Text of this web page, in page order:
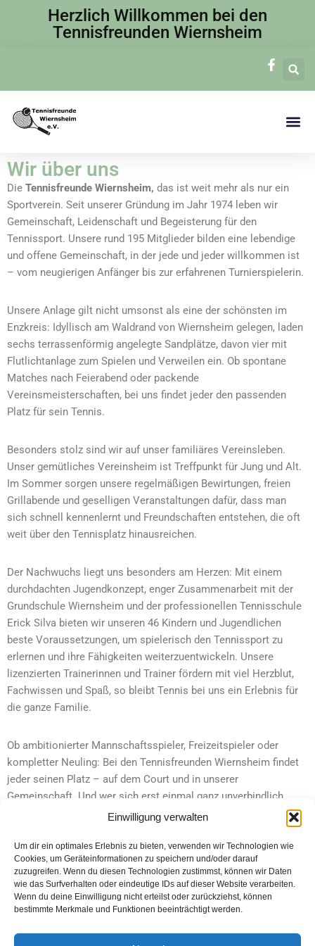
Einwilligung verwalten
Um dir ein optimales Erlebnis zu bieten, verwenden wir Technologien wie
Cookies, um Geräteinformationen zu speichern und/oder darauf
zuzugreifen. Wenn du diesen Technologien zustimmst, können wir Daten
wie das Surfverhalten oder eindeutige IDs auf dieser Website verarbeiten.
Wenn du deine Einwilligung nicht erteilst oder zurückziehst, können
bestimmte Merkmale und Funktionen beeinträchtigt werden.
Herzlich Willkommen bei den
Tennisfreunden Wiernsheim
Wir über uns
Die Tennisfreunde Wiernsheim, das ist weit mehr als nur ein
Sportverein. Seit unserer Gründung im Jahr 1974 leben wir
Gemeinschaft, Leidenschaft und Begeisterung für den
Tennissport. Unsere rund 195 Mitglieder bilden eine lebendige
und offene Gemeinschaft, in der jede und jeder willkommen ist
– vom neugierigen Anfänger bis zur erfahrenen Turnierspielerin.
Unsere Anlage gilt nicht umsonst als eine der schönsten im
Enzkreis: Idyllisch am Waldrand von Wiernsheim gelegen, laden
sechs terrassenförmig angelegte Sandplätze, davon vier mit
Flutlichtanlage zum Spielen und Verweilen ein. Ob spontane
Matches nach Feierabend oder packende
Vereinsmeisterschaften, bei uns findet jeder den passenden
Platz für sein Tennis.
Besonders stolz sind wir auf unser familiäres Vereinsleben.
Unser gemütliches Vereinsheim ist Treffpunkt für Jung und Alt.
Im Sommer sorgen unsere regelmäßigen Bewirtungen, freien
Grillabende und geselligen Veranstaltungen dafür, dass man
sich schnell kennenlernt und Freundschaften entstehen, die oft
weit über den Tennisplatz hinausreichen.
Der Nachwuchs liegt uns besonders am Herzen: Mit einem
durchdachten Jugendkonzept, enger Zusammenarbeit mit der
Grundschule Wiernsheim und der professionellen Tennisschule
Erick Silva bieten wir unseren 46 Kindern und Jugendlichen
beste Voraussetzungen, um spielerisch den Tennissport zu
erlernen und ihre Fähigkeiten weiterzuentwickeln. Unsere
lizenzierten Trainerinnen und Trainer fördern mit viel Herzblut,
Fachwissen und Spaß, so bleibt Tennis bei uns ein Erlebnis für
die ganze Familie.
Ob ambitionierter Mannschaftsspieler, Freizeitspieler oder
kompletter Neuling: Bei den Tennisfreunden Wiernsheim findet
jeder seinen Platz – auf dem Court und in unserer
Gemeinschaft. Und wer sich erst einmal ganz unverbindlich
ausprobieren möchte, ist herzlich eingeladen, bei unserer
vorbeizuschauen. Die Freizeitgruppe treffen sichjeden Montag
und Freitag ab 18:00 Uhrauf unserer Anlage. Eine perfekte
Gelegenheit, erste Bälle zu schlagen, nette Leute
kennenzulernen und direkt Teil unserer Tennisfamilie zu werden.
Kommt vorbei, schnappt euch einen Schläger und erlebt selbst,